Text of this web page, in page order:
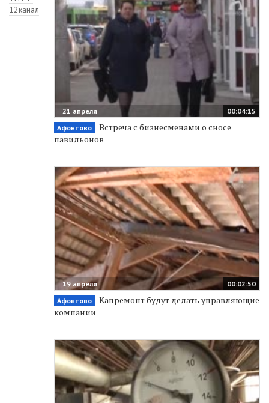
12канал
00:04:15
21 апреля
Афонтово
Встреча с бизнесменами о сносе
павильонов
00:02:50
19 апреля
Афонтово
Капремонт будут делать управляющие
компании